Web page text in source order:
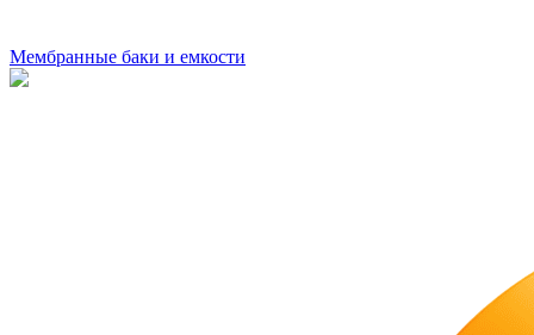
Мембранные баки и емкости